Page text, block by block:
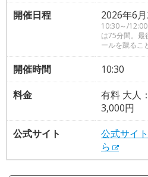
開催日程 2026年6
10:30～/
は75分間。最
ールを蹴るこ
開催時間
10:30
料金
有料 大人
3,000円
公式サイト
公式サイ
ら